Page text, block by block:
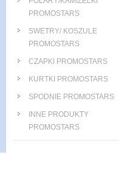
PROMOSTARS
SWETRY/ KOSZULE
PROMOSTARS
CZAPKI PROMOSTARS
KURTKI PROMOSTARS
SPODNIE PROMOSTARS
INNE PRODUKTY
PROMOSTARS